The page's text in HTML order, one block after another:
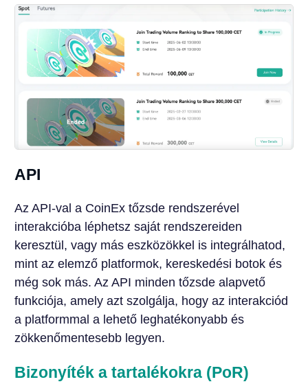
API
Az API-val a CoinEx tőzsde rendszerével
interakcióba léphetsz saját rendszereiden
keresztül, vagy más eszközökkel is integrálhatod,
mint az elemző platformok, kereskedési botok és
még sok más. Az API minden tőzsde alapvető
funkciója, amely azt szolgálja, hogy az interakciód
a platformmal a lehető leghatékonyabb és
zökkenőmentesebb legyen.
Bizonyíték a tartalékokra (PoR)